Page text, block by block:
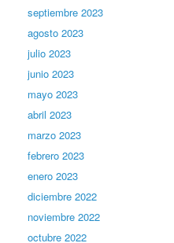
septiembre 2023
agosto 2023
julio 2023
junio 2023
mayo 2023
abril 2023
marzo 2023
febrero 2023
enero 2023
diciembre 2022
noviembre 2022
octubre 2022